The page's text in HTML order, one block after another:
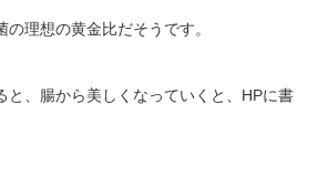
理想の黄金比だそうです。
と、腸から美しくなっていくと、HPに書